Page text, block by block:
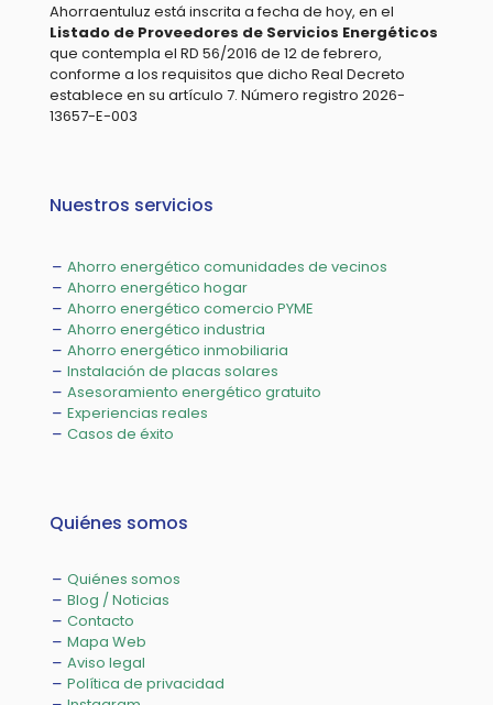
Ahorraentuluz está inscrita a fecha de hoy, en el
Listado de Proveedores de Servicios Energéticos
que contempla el RD 56/2016 de 12 de febrero,
conforme a los requisitos que dicho Real Decreto
establece en su artículo 7. Número registro 2026-
13657-E-003
Nuestros servicios
Ahorro energético comunidades de vecinos
Ahorro energético hogar
Ahorro energético comercio PYME
Ahorro energético industria
Ahorro energético inmobiliaria
Instalación de placas solares
Asesoramiento energético gratuito
Experiencias reales
Casos de éxito
Quiénes somos
Quiénes somos
Blog / Noticias
Contacto
Mapa Web
Aviso legal
Política de privacidad